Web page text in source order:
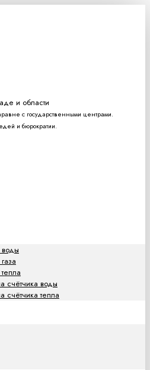
и области
с государственными центрами.
и бюрократии.
счётчика воды
счётчика тепла